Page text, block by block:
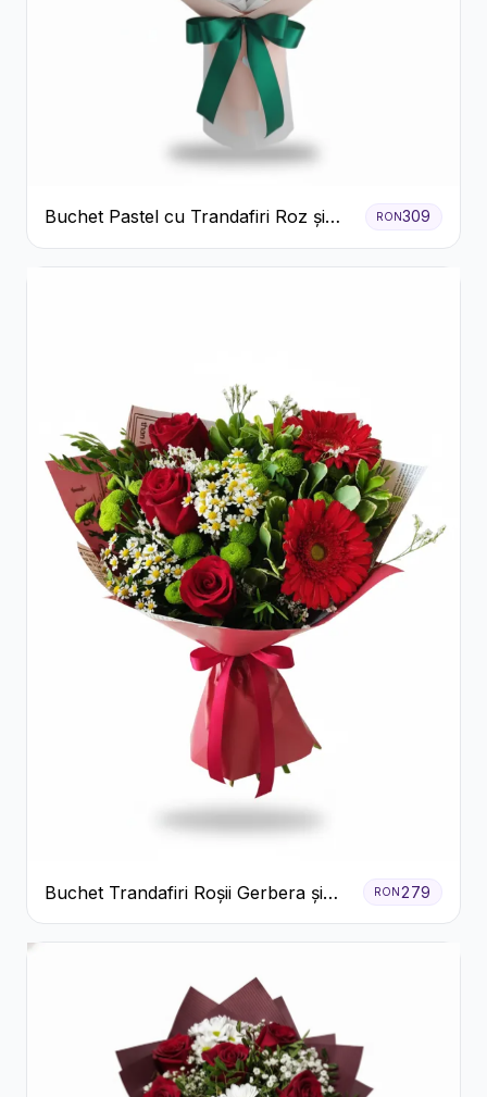
Buchet Pastel cu Trandafiri Roz și
Albi
RON309
Buchet Trandafiri Roșii Gerbera și
Verdeață
RON279